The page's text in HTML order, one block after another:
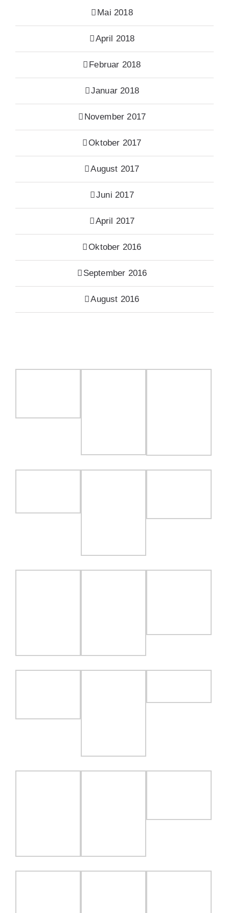
Mai 2018
April 2018
Februar 2018
Januar 2018
November 2017
Oktober 2017
August 2017
Juni 2017
April 2017
Oktober 2016
September 2016
August 2016